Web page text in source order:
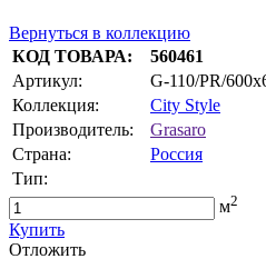
Вернуться в коллекцию
КОД ТОВАРА:
560461
Артикул:
G-110/PR/
Коллекция:
City Style
Производитель:
Grasaro
Страна:
Россия
Тип:
м2
Купить
Oтложить